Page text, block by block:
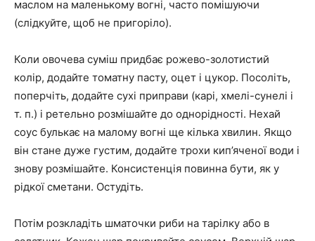
маслом на маленькому вогні, часто помішуючи
(слідкуйте, щоб не пригоріло).
Коли овочева суміш придбає рожево-золотистий
колір, додайте томатну пасту, оцет і цукор. Посоліть,
поперчіть, додайте сухі приправи (карі, хмелі-сунелі і
т. п.) і ретельно розмішайте до однорідності. Нехай
соус булькає на малому вогні ще кілька хвилин. Якщо
він стане дуже густим, додайте трохи кип’яченої води і
знову розмішайте. Консистенція повинна бути, як у
рідкої сметани. Остудіть.
Потім розкладіть шматочки риби на тарілку або в